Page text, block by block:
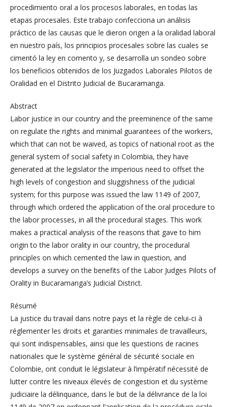
procedimiento oral a los procesos laborales, en todas las
etapas procesales. Este trabajo confecciona un análisis
práctico de las causas que le dieron origen a la oralidad laboral
en nuestro país, los principios procesales sobre las cuales se
cimentó la ley en comento y, se desarrolla un sondeo sobre
los beneficios obtenidos de los Juzgados Laborales Pilotos de
Oralidad en el Distrito Judicial de Bucaramanga.
Abstract
Labor justice in our country and the preeminence of the same
on regulate the rights and minimal guarantees of the workers,
which that can not be waived, as topics of national root as the
general system of social safety in Colombia, they have
generated at the legislator the imperious need to offset the
high levels of congestion and sluggishness of the judicial
system; for this purpose was issued the law 1149 of 2007,
through which ordered the application of the oral procedure to
the labor processes, in all the procedural stages. This work
makes a practical analysis of the reasons that gave to him
origin to the labor orality in our country, the procedural
principles on which cemented the law in question, and
develops a survey on the benefits of the Labor Judges Pilots of
Orality in Bucaramanga’s Judicial District.
Résumé
La justice du travail dans notre pays et la règle de celui-ci à
réglementer les droits et garanties minimales de travailleurs,
qui sont indispensables, ainsi que les questions de racines
nationales que le système général de sécurité sociale en
Colombie, ont conduit le législateur à l’impératif nécessité de
lutter contre les niveaux élevés de congestion et du système
judiciaire la délinquance, dans le but de la délivrance de la loi